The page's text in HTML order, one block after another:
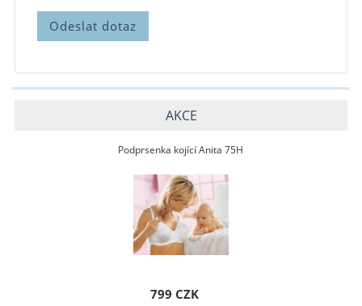
AKCE
Podprsenka kojící Anita 75H
799 CZK